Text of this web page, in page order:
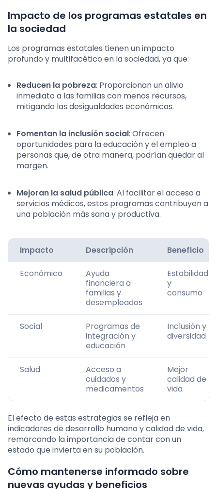
Impacto de los programas estatales en
la sociedad
Los programas estatales tienen un impacto
profundo y multifacético en la sociedad, ya que:
Reducen la pobreza: Proporcionan un alivio
inmediato a las familias con menos recursos,
mitigando las desigualdades económicas.
Fomentan la inclusión social: Ofrecen
oportunidades para la educación y el empleo a
personas que, de otra manera, podrían quedar al
margen.
Mejoran la salud pública: Al facilitar el acceso a
servicios médicos, estos programas contribuyen a
una población más sana y productiva.
Impacto Descripción Beneficio
Económico
Ayuda
financiera a
familias y
desempleados
Estabilidad
y
consumo
Social
Programas de
integración y
educación
Inclusión y
diversidad
Salud
Acceso a
cuidados y
medicamentos
Mejor
calidad de
vida
El efecto de estas estrategias se refleja en
indicadores de desarrollo humano y calidad de vida,
remarcando la importancia de contar con un
estado que invierta en su población.
Cómo mantenerse informado sobre
nuevas ayudas y beneficios